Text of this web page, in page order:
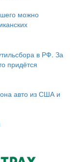
можно
в РФ. За
придётся
авто из США и